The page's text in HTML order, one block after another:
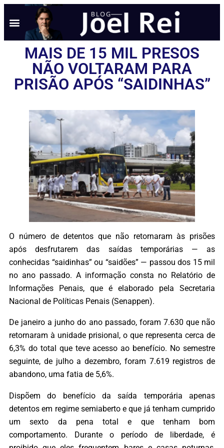
MAIS DE 15 MIL PRESOS
NÃO VOLTARAM PARA
PRISÃO APÓS “SAIDINHAS”
O número de detentos que não retornaram às prisões
após desfrutarem das saídas temporárias — as
conhecidas “saidinhas” ou “saidões” — passou dos 15 mil
no ano passado. A informação consta no Relatório de
Informações Penais, que é elaborado pela Secretaria
Nacional de Políticas Penais (Senappen).
De janeiro a junho do ano passado, foram 7.630 que não
retornaram à unidade prisional, o que representa cerca de
6,3% do total que teve acesso ao benefício. No semestre
seguinte, de julho a dezembro, foram 7.619 registros de
abandono, uma fatia de 5,6%.
Dispõem do benefício da saída temporária apenas
detentos em regime semiaberto e que já tenham cumprido
um sexto da pena total e que tenham bom
comportamento. Durante o período de liberdade, é